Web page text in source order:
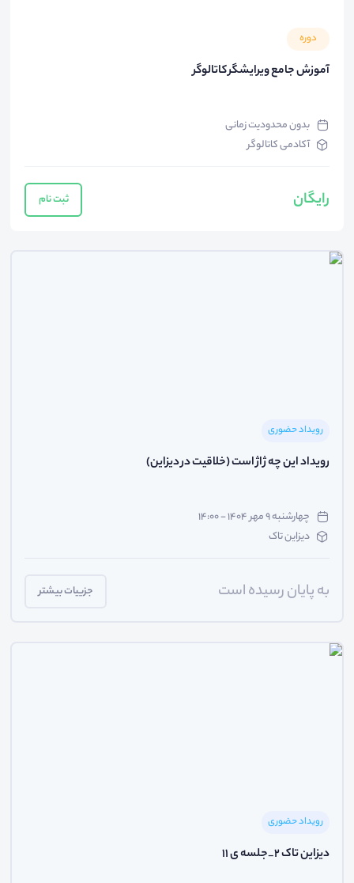
دوره
آموزش جامع ویرایشگر کاتالوگر
بدون محدودیت زمانی
آکادمی کاتالوگر
رایگان ثبت نام
رویداد حضوری
رویداد این چه ژاژ است (خلاقیت در دیزاین)
چهارشنبه ۹ مهر ۱۴۰۴ - ۱۴:۰۰
دیزاین تاک
به پایان رسیده است جزییات بیشتر
رویداد حضوری
دیزاین تاک 2_جلسه ی 11